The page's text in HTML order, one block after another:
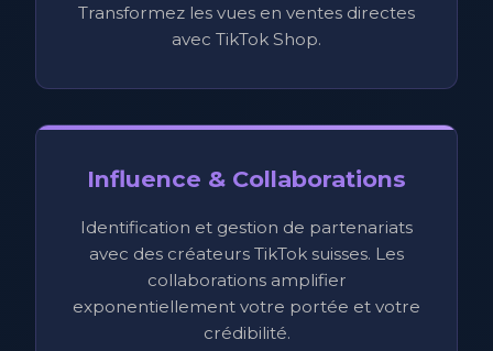
Transformez les vues en ventes directes
avec TikTok Shop.
Influence & Collaborations
Identification et gestion de partenariats
avec des créateurs TikTok suisses. Les
collaborations amplifier
exponentiellement votre portée et votre
crédibilité.